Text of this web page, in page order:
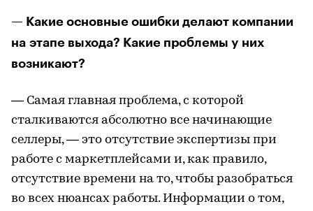
— Какие основные ошибки делают компании
на этапе выхода? Какие проблемы у них
возникают?
— Самая главная проблема, с которой
сталкиваются абсолютно все начинающие
селлеры, — это отсутствие экспертизы при
работе с маркетплейсами и, как правило,
отсутствие времени на то, чтобы разобраться
во всех нюансах работы. Информации о том,